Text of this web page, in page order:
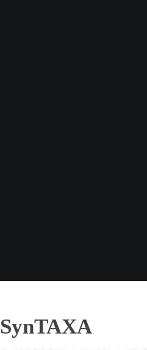
SynTAXA